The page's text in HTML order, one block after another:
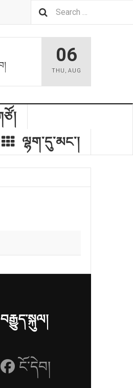
06
THU , AUG
ལྷག་དུ་མང༌།
བརྒྱུད་སྐུལ།
ངོ་དེབ།